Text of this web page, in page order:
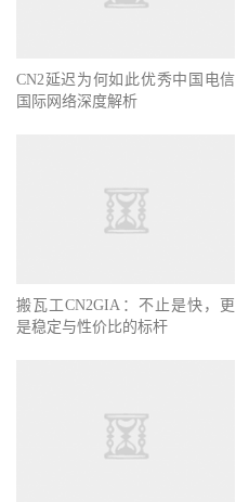
CN2延迟为何如此优秀中国电信
国际网络深度解析
搬瓦工CN2GIA：不止是快，更
是稳定与性价比的标杆